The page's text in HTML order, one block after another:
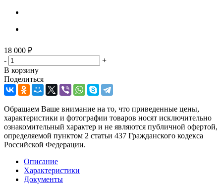
18 000 ₽
-
+
В корзину
Поделиться
Обращаем Ваше внимание на то, что приведенные цены,
характеристики и фотографии товаров носят исключительно
ознакомительный характер и не являются публичной офертой,
определяемой пунктом 2 статьи 437 Гражданского кодекса
Российской Федерации.
Описание
Характеристики
Документы